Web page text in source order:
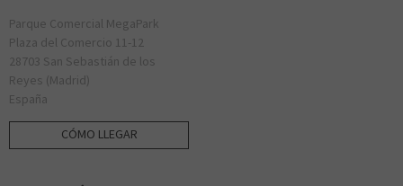
Parque Comercial MegaPark
Plaza del Comercio 11-12
28703 San Sebastián de los
Reyes (Madrid)
España
CÓMO LLEGAR